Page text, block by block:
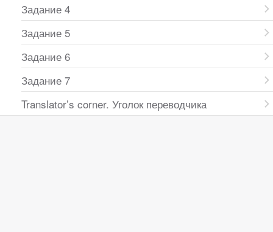
Задание 4
Задание 5
Задание 6
Задание 7
Translator’s corner. Уголок переводчика